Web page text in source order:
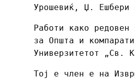
Урошевиќ, Џ. Ешбери
Работи како редовен
за Општа и
Универзитетот „Св.
Тој е член е на